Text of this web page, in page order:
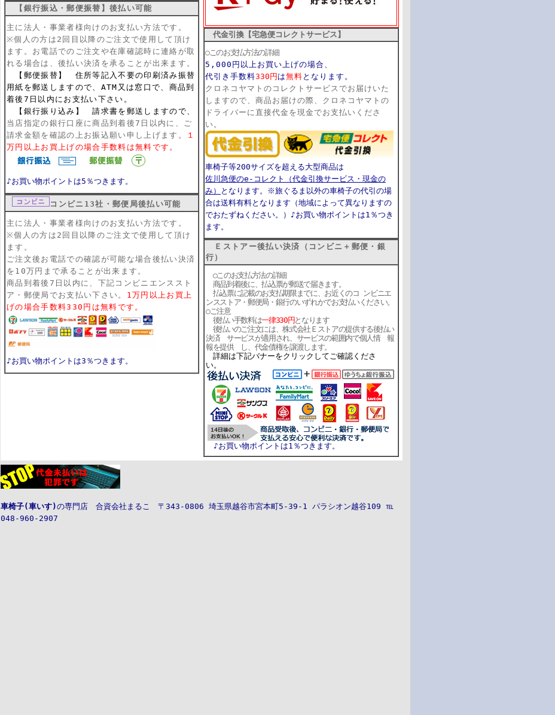
【銀行振込・郵便振替】 後払い可能
主に法人・事業者様向けのお支払い方法です。
※個人の方は2回目以降のご注文で使用して頂け
ます。 お電話でのご注文や在庫確認時に連絡が取
れる場合は、後払い決済を承ることが出来ます。
【郵便振替】 住所等記入不要の印刷済み振替
用紙を郵送しますので、ATM又は窓口で、商品到
着後7日以内にお支払い下さい。
【銀行振り込み】 請求書を郵送しますので、
当店指定の銀行口座に商品到着後7日以内に、ご
請求金額を確認の上お振込願い申し上げます。
１
万円以上お買上げの場合手数料は無料です。
♪お買い物ポイントは5％つきます。
コンビニ13社・郵便局後払い可能
主に法人・事業者様向けのお支払い方法です。
※個人の方は2回目以降のご注文で使用して頂け
ます。
ご注文後お電話での確認が可能な場合 後払い決済
を10万円まで承ることが出来ます。
商品到着後7日以内に、下記コンビニエンススト
ア・郵便局でお支払い下さい。 1万円以上お買上
げの場合手数料330円は無料です。
♪お買い物ポイントは3％つきます。
代金引換【宅急便コレクトサービス】
○このお支払方法の詳細
5,000円以上お買い上げの場合、
代引き手数料330円 は無料 となります。
クロネコヤマトのコレクトサービスでお届けいた
しますので、商品お届けの際、クロネコヤマトの
ドライバーに直接代金を現金でお支払いくださ
い。
車椅子等200サイズを超える大型商品は
佐川急便のe-コレクト（代金引換サービス・現金の
み）
となります。※旅ぐるま以外の車椅子の代引の場
合は送料有料となります（地域によって異なりますの
でおたずねください。） ♪お買い物ポイントは1％つき
ます。
Ｅストアー後払い決済（コンビニ＋郵便・銀
行）
○このお支払方法の詳細
商品到着後に、払込票が郵送で届きます。
払込票に記載のお支払期限までに、お近くのコ ンビニエ
ンスストア・郵便局・銀行のいずれかでお支払いください。
○ご注意
後払い手数料は一律330円となります
後払いのご注文には、株式会社Ｅストアの提供する後払い
決済 サービスが適用され、サービスの範囲内で個人情 報
報を提供 し、代金債権を譲渡します。
詳細は下記バナーをクリックしてご確認くださ
い。
♪お買い物ポイントは1％つきます。
車椅子(車いす)の専門店 合資会社 まるこ 〒343-0806 埼玉県越谷市宮本町5-39-1 パラシオン越谷109 ℡
048-960-2907